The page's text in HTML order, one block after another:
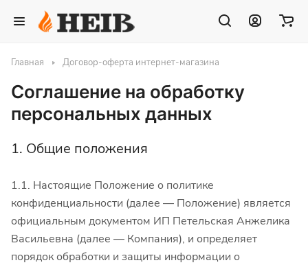
Главная Договор-оферта интернет-магазина
Соглашение на обработку
персональных данных
1. Общие положения
1.1. Настоящие Положение о политике
конфиденциальности (далее — Положение) является
официальным документом ИП Петельская Анжелика
Васильевна (далее — Компания), и определяет
порядок обработки и защиты информации о